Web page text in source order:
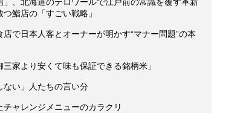
、北海道のテロワールで江戸前の常識を覆す革新
鮨店の「すごい戦略」
で日本人客とオーナーが明かす“マナー問題”の本
家より安くて味も保証できる銘柄米」
ない」人たちの言い分
ャレンジメニューのカラクリ